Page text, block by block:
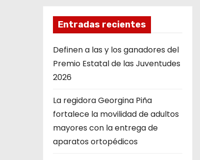
Entradas recientes
Definen a las y los ganadores del
Premio Estatal de las Juventudes
2026
La regidora Georgina Piña
fortalece la movilidad de adultos
mayores con la entrega de
aparatos ortopédicos